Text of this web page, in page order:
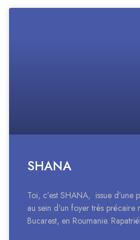
SHANA
Toi, c’est SHANA, issue d’une
au sein d’un foyer très
Bucarest, en Roumanie.